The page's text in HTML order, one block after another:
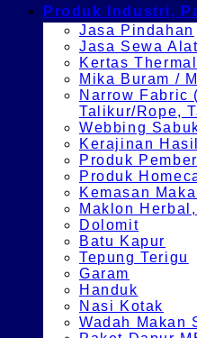
Produk Industri,
Jasa Pindahan
Jasa Sewa
Kertas
Mika Buram /
Narrow Fabric
Talikur/Rope,
Webbing
Kerajinan
Produk
Produk
Kemasan
Maklon
Dolomit
Batu Kapur
Tepung Terigu
Garam
Handuk
Nasi Kotak
Wadah Makan